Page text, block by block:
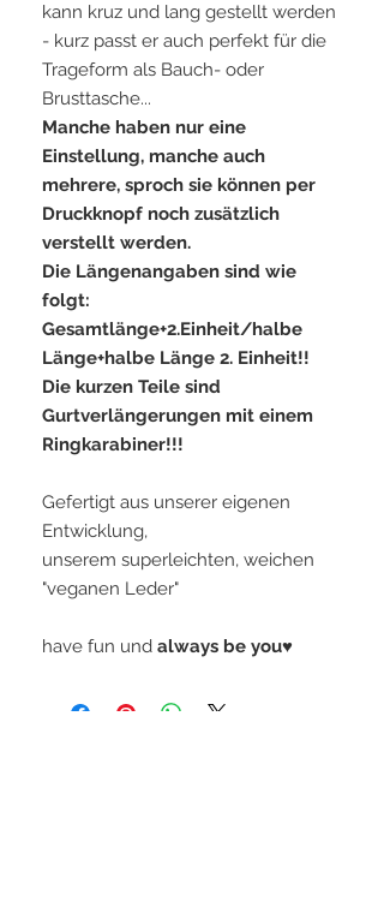
kann kruz und lang gestellt werden
- kurz passt er auch perfekt für die
Trageform als Bauch- oder
Brusttasche...
Manche haben nur eine
Einstellung, manche auch
mehrere, sproch sie können per
Druckknopf noch zusätzlich
verstellt werden.
Die Längenangaben sind wie
folgt:
Gesamtlänge+2.Einheit/halbe
Länge+halbe Länge 2. Einheit!!
Die kurzen Teile sind
Gurtverlängerungen mit einem
Ringkarabiner!!!
Gefertigt aus unserer eigenen
Entwicklung,
unserem superleichten, weichen
"veganen Leder"
have fun und always be you♥